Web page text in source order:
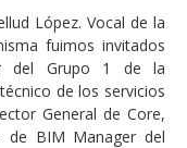
López. Vocal de la
fuimos invitados
del Grupo 1 de la
de los servicios
General de Core,
de BIM Manager del